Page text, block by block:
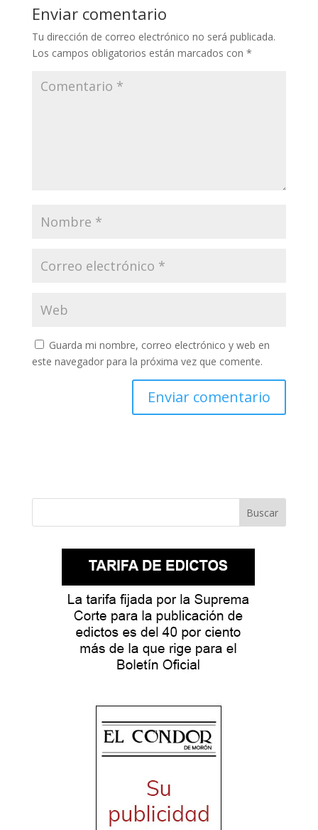
n
k
o
k
m p
p
ti
r
Enviar comentario
Tu dirección de correo electrónico no será publicada.
Los campos obligatorios están marcados con *
Guarda mi nombre, correo electrónico y web en
este navegador para la próxima vez que comente.
Buscar